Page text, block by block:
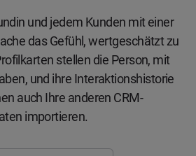
und jedem Kunden mit einer
das Gefühl, wertgeschätzt zu
stellen die Person, mit
und ihre Interaktionshistorie
auch Ihre anderen CRM-
importieren.